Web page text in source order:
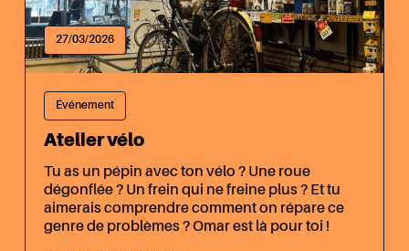
27/03/2026
Événement
Atelier vélo
Tu as un pépin avec ton vélo ? Une roue
dégonflée ? Un frein qui ne freine plus ? Et tu
aimerais comprendre comment on répare ce
genre de problèmes ? Omar est là pour toi !